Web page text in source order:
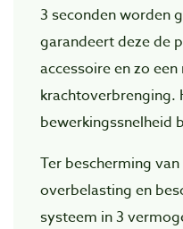
3 seconden worden
garandeert deze de
accessoire en zo
krachtoverbrenging.
bewerkingssnelheid
Ter bescherming
overbelasting en
systeem in 3